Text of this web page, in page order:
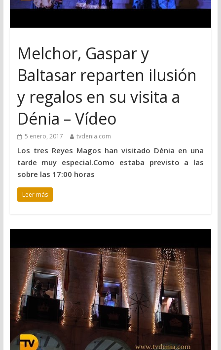
Melchor, Gaspar y
Baltasar reparten ilusión
y regalos en su visita a
Dénia – Vídeo
5 enero, 2017 tvdenia.com
Los tres Reyes Magos han visitado Dénia en una
tarde muy especial.Como estaba previsto a las
sobre las 17:00 horas
Leer más